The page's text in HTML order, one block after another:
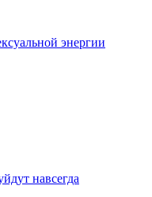
энергии
навсегда